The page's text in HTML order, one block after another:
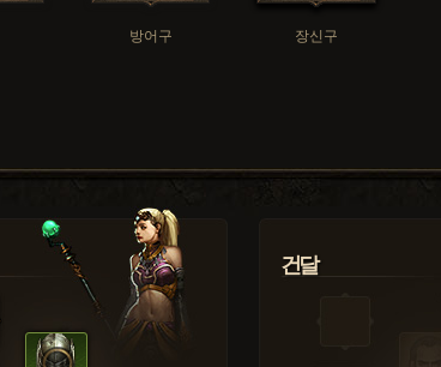
방어구 장신구
건달